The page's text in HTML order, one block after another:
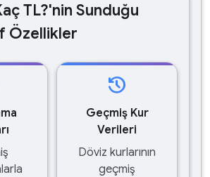
TL?'nin Sunduğu
Özellikler
history
Geçmiş Kur
Verileri
Döviz kurlarının
geçmiş